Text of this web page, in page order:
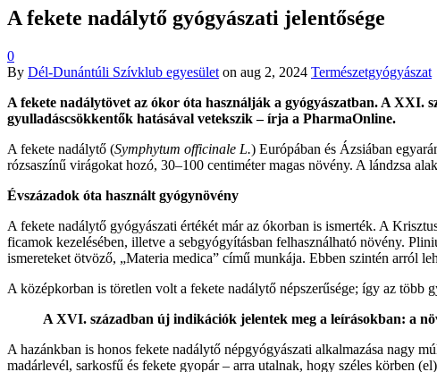
A fekete nadálytő gyógyászati jelentősége
0
By Dél-Dunántúli Szívklub egyesület on aug 2, 2024 Természetgyógyászat
A fekete nadálytövet az ókor óta használják a gyógyászatban. A XXI.
gyulladáscsökkentők hatásával vetekszik – írja a PharmaOnline.
A fekete nadálytő (Symphytum officinale L.) Európában és Ázsiában
rózsaszínű virágokat hozó, 30–100 centiméter magas növény. A lándzsa
Évszázadok óta használt gyógynövény
A fekete nadálytő gyógyászati értékét már az ókorban is ismerték. A
ficamok kezelésében, illetve a sebgyógyításban felhasználható növény.
ismereteket ötvöző, „Materia medica” című munkája. Ebben szintén arról
A középkorban is töretlen volt a fekete nadálytő népszerűsége; így az több
A XVI. században új indikációk jelentek meg a leírásokban: a
A hazánkban is honos fekete nadálytő népgyógyászati alkalmazása nagy
madárlevél, sarkosfű és fekete gyopár – arra utalnak, hogy széles körben